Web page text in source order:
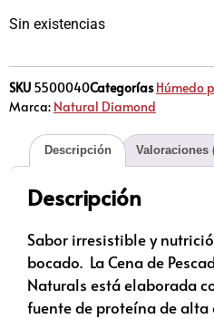
Sin existencias
SKU 5500040Categorías Húmedo
Marca: Natural Diamond
Descripción Valoraciones
Descripción
Sabor irresistible y
bocado. La Cena de
Naturals está elaborada
fuente de proteína de